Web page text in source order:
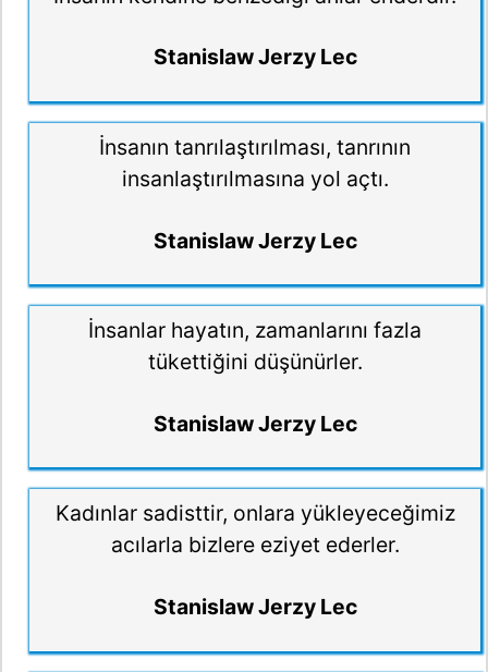
Stanislaw Jerzy Lec
İnsanın tanrılaştırılması, tanrının
insanlaştırılmasına yol açtı.
Stanislaw Jerzy Lec
İnsanlar hayatın, zamanlarını fazla
tükettiğini düşünürler.
Stanislaw Jerzy Lec
Kadınlar sadisttir, onlara yükleyeceğimiz
acılarla bizlere eziyet ederler.
Stanislaw Jerzy Lec